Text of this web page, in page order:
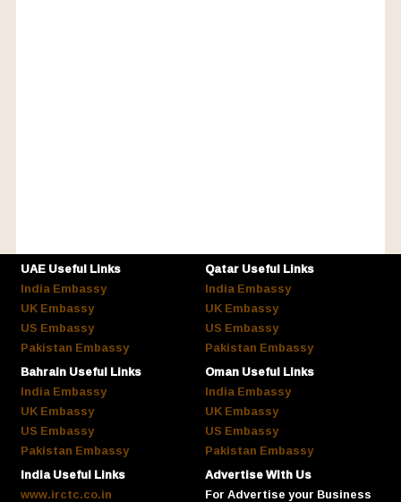
UAE Useful Links
India Embassy
UK Embassy
US Embassy
Pakistan Embassy
Qatar Useful Links
India Embassy
UK Embassy
US Embassy
Pakistan Embassy
Bahrain Useful Links
India Embassy
UK Embassy
US Embassy
Pakistan Embassy
Oman Useful Links
India Embassy
UK Embassy
US Embassy
Pakistan Embassy
India Useful Links
www.irctc.co.in
Advertise With Us
For Advertise your Business